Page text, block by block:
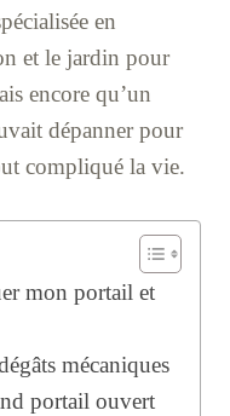
en
et le jardin pour
encore qu’un
dépanner pour
compliqué la vie.
mon portail et
mécaniques
portail ouvert